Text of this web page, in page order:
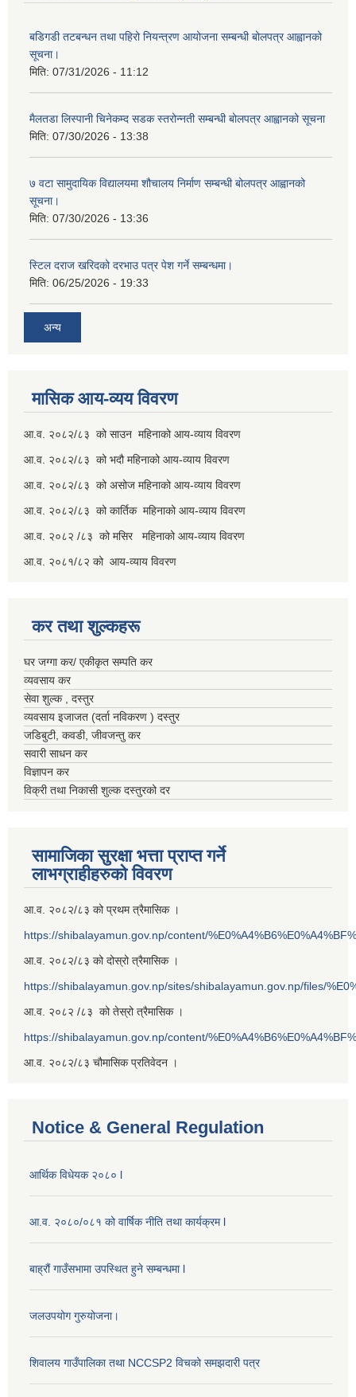
बडिगडी तटबन्धन तथा पहिरो नियन्त्रण आयोजना सम्बन्धी बोलपत्र आह्वानको
सूचना।
मिति: 07/31/2026 - 11:12
मैलतडा लिस्पानी चिनेकम्द सडक स्तरोन्नती सम्बन्धी बोलपत्र आह्वानको सूचना
मिति: 07/30/2026 - 13:38
७ वटा सामुदायिक विद्यालयमा शौचालय निर्माण सम्बन्धी बोलपत्र आह्वानको
सूचना।
मिति: 07/30/2026 - 13:36
स्टिल दराज खरिदको दरभाउ पत्र पेश गर्ने सम्बन्धमा।
मिति: 06/25/2026 - 19:33
अन्य
मासिक आय-व्यय विवरण
आ.व. २०८२/८३ को साउन महिनाको आय-व्याय विवरण
आ.व. २०८२/८३ को भदौ महिनाको आय-व्याय विवरण
आ.व. २०८२/८३ को असोज महिनाको आय-व्याय विवरण
आ.व. २०८२/८३ को कार्तिक महिनाको आय-व्याय विवरण
आ.व. २०८२ /८३ को मसिर महिनाको आय-व्याय विवरण
आ.व. २०८१/८२ को आय-व्याय विवरण
कर तथा शुल्कहरू
घर जग्गा कर/ एकीकृत सम्पति कर
व्यवसाय कर
सेवा शुल्क , दस्तुर
व्यवसाय इजाजत (दर्ता नविकरण ) दस्तुर
जडिबुटी, कवडी, जीवजन्तु कर
सवारी साधन कर
विज्ञापन कर
विक्री तथा निकासी शुल्क दस्तुरको दर
सामाजिका सुरक्षा भत्ता प्राप्त गर्ने
लाभग्राहीहरुको विवरण
आ.व. २०८२/८३ को प्रथम त्रैमासिक ।
https://shibalayamun.gov.np/content/
आ.व. २०८२/८३ को दोस्रो त्रैमासिक ।
https://shibalayamun.gov.np/sites/shibalayamun.gov.np/files/
आ.व. २०८२ /८३ को तेस्रो त्रैमासिक ।
https://shibalayamun.gov.np/content/
आ.व. २०८२/८३ चौमासिक प्रतिवेदन ।
Notice & General Regulation
आर्थिक विधेयक २०८० l
आ.व. २०८०/०८१ को वार्षिक नीति तथा कार्यक्रम l
बाह्रौं गाउँसभामा उपस्थित हुने सम्बन्धमा l
जलउपयोग गुरुयोजना।
शिवालय गाउँपालिका तथा NCCSP2 विचको समझदारी पत्र